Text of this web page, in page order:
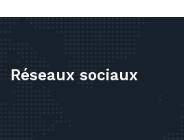
Réseaux sociaux